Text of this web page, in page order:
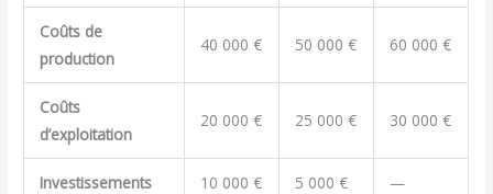
Coûts de
production
40 000 € 50 000 € 60 000 €
Coûts
d’exploitation
20 000 € 25 000 € 30 000 €
Investissements 10 000 € 5 000 € —